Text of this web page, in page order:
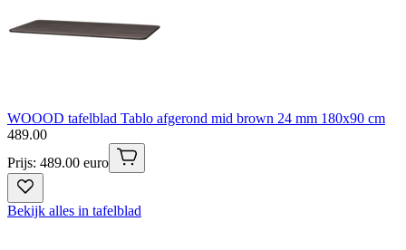
WOOOD tafelblad Tablo afgerond mid brown 24 mm 180x90 cm
489.00
Prijs: 489.00 euro
Bekijk alles in tafelblad